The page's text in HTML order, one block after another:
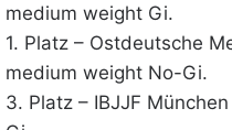
medium weight Gi.
1. Platz – Ostdeutsche
medium weight No-Gi.
3. Platz – IBJJF